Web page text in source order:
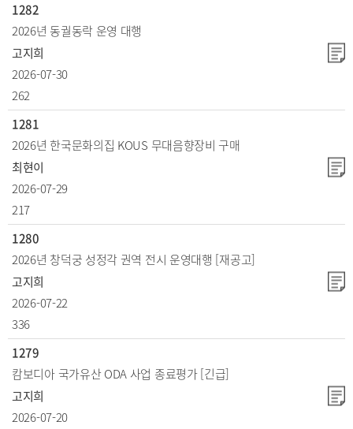
1282
2026년 동궐동락 운영 대행
고지희
2026-07-30
262
1281
2026년 한국문화의집 KOUS 무대음향장비 구매
최현이
2026-07-29
217
1280
2026년 창덕궁 성정각 권역 전시 운영대행 [재공고]
고지희
2026-07-22
336
1279
캄보디아 국가유산 ODA 사업 종료평가 [긴급]
고지희
2026-07-20